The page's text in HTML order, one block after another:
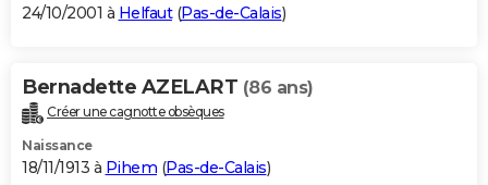
24/10/2001 à Helfaut(Pas-de-Calais)
Bernadette AZELART (86 ans)
Créer une cagnotte obsèques
Naissance
18/11/1913 à Pihem (Pas-de-Calais)